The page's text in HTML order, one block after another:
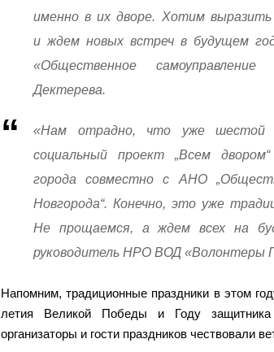
именно в их дворе. Хотим
и ждем новых встреч в будущем
«Общественное
Дектерева.
«Нам отрадно, что уже шестой
социальный проект „Всем
города совместно с АНО
Новгорода“. Конечно, это уже
Не прощаемся, а ждем всех на
руководитель НРО ВОД «Волонтеры
Напомним, традиционные праздники в этом
летия Великой Победы и Году
организаторы и гости праздников чествовали